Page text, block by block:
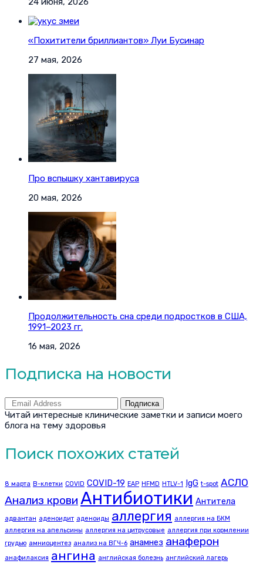
«Похитители бриллиантов» Луи Бусинар
27 мая, 2026
Про вспышку хантавируса
20 мая, 2026
Продолжительность сна среди подростков в США,
1991–2023 гг.
16 мая, 2026
Подписка на новости
Подписка
Читай интересные клинические заметки и записи моего
блога на тему здоровья
Поиск похожих статей
8 марта B-клетки COVID COVID-19 EAP HFMD HTLV-1 IgG t-spot АСЛО
Анализ крови Антибиотики Антитела
адвантан аденоидит аденоиды аллергия аллергия на БКМ
аллергия на апельсины аллергия на цитрусовые аллергия при кормлении
грудью амниоцентез анализ на ВГЧ-6 анамнез анаферон
анафилаксия ангина английская болезнь английский лагерь